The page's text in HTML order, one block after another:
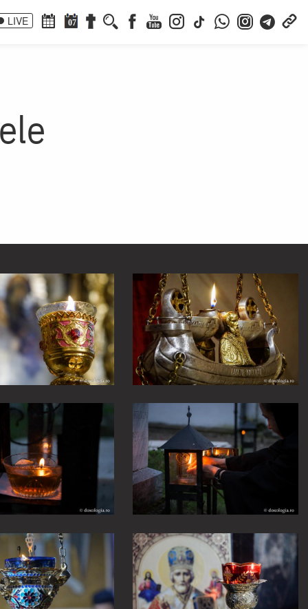
LIVE 07